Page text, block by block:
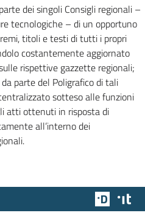
dei singoli Consigli regionali –
tecnologiche – di un opportuno
titoli e testi di tutti i propri
costantemente aggiornato
rispettive gazzette regionali;
parte del Poligrafico di tali
sotteso alle funzioni
atti ottenuti in risposta di
all’interno dei
Team